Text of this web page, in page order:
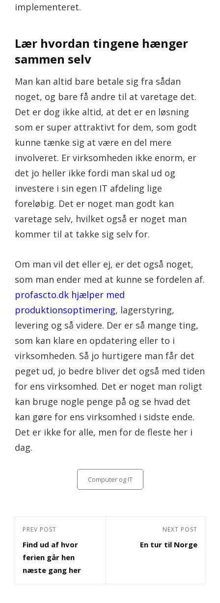
implementeret.
Lær hvordan tingene hænger
sammen selv
Man kan altid bare betale sig fra sådan
noget, og bare få andre til at varetage det.
Det er dog ikke altid, at det er en løsning
som er super attraktivt for dem, som godt
kunne tænke sig at være en del mere
involveret. Er virksomheden ikke enorm, er
det jo heller ikke fordi man skal ud og
investere i sin egen IT afdeling lige
foreløbig. Det er noget man godt kan
varetage selv, hvilket også er noget man
kommer til at takke sig selv for.
Om man vil det eller ej, er det også noget,
som man ender med at kunne se fordelen af.
profascto.dk hjælper med
produktionsoptimering, lagerstyring,
levering og så videre. Der er så mange ting,
som kan klare en opdatering eller to i
virksomheden. Så jo hurtigere man får det
peget ud, jo bedre bliver det også med tiden
for ens virksomhed. Det er noget man roligt
kan bruge nogle penge på og se hvad det
kan gøre for ens virksomhed i sidste ende.
Det er ikke for alle, men for de fleste her i
dag.
Computer og IT
Indlægsnavigation
Previous
Post
PREV POST
Find ud af hvor
ferien går hen
næste gang her
NEXT POST
En tur til Norge